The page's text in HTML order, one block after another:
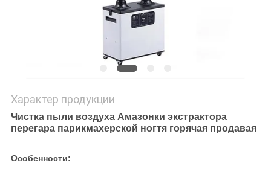
Характер продукции
Чистка пыли воздуха Амазонки экстрактора
перегара парикмахерской ногтя горячая продавая
Особенности: